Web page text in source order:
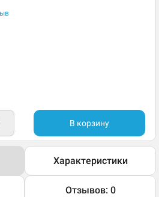
В корзину
Характеристики
Отзывов: 0